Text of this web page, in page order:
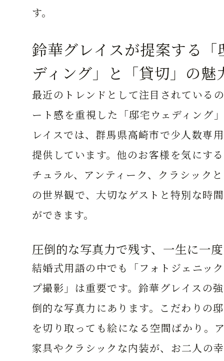
す。
鈴華グレイスが提案する「
ディング」と「貸切」の魅
最近のトレンドとして注目されている
ート感を重視した「邸宅ウェディング
レイスでは、群馬県高崎市で少人数専
提供しています。他のお客様を気にす
チュラル、アンティーク、クラシック
の世界観で、大切なゲストと特別な時
ができます。
圧倒的な写真力で残す、一生に一
結婚式用語の中でも「フォトジェニッ
プ撮影」は重要です。鈴華グレイスの
倒的な写真力にあります。こだわりの
を切り取っても絵になる空間ばかり。
家具やクラシックな内装が、お二人の